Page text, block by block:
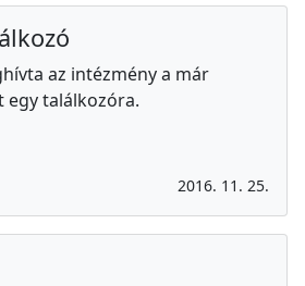
az intézmény a már
egy találkozóra.
2016. 11. 25.